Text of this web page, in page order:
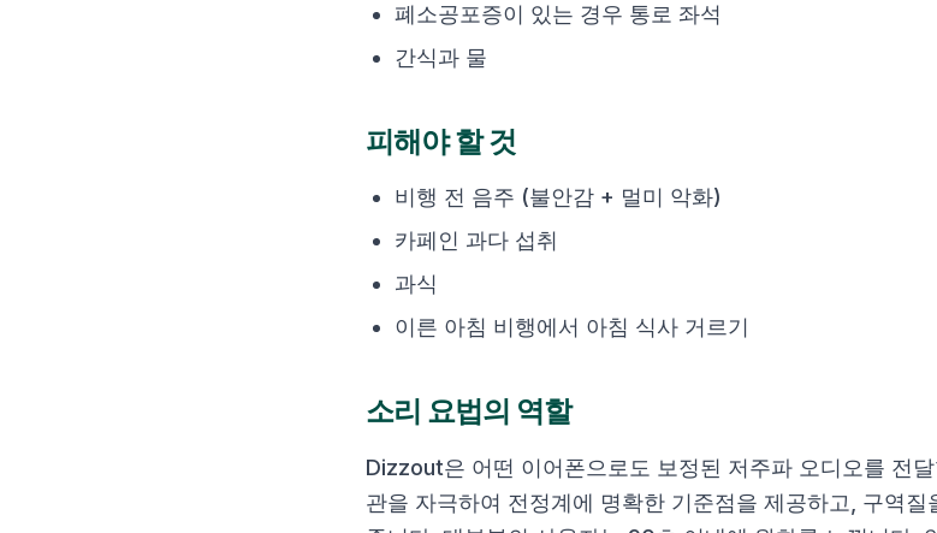
폐소공포증이 있는 경우 통로 좌석
간식과 물
피해야 할 것
비행 전 음주 (불안감 + 멀미 악화)
카페인 과다 섭취
과식
이른 아침 비행에서 아침 식사 거르기
소리 요법의 역할
Dizzout은 어떤 이어폰으로도 보정된 저주파 오디오를 전
관을 자극하여 전정계에 명확한 기준점을 제공하고, 구역질